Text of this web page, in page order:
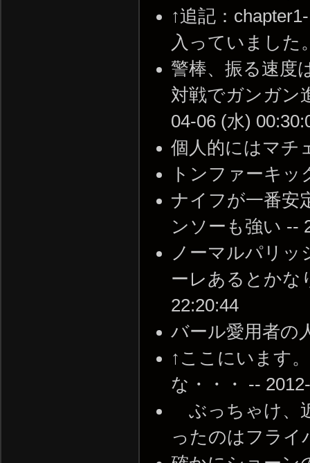
↑追記：
入っていました
警棒、振る速度
対戦でガンガン
04-06 (水)
個人的にはマチ
トンファーキッ
ナイフが一番安
ンソーも強い --
ノーマルパリ
ーレあるとかな
22:20:44
バール愛用者の
↑ここにいます
な・・・ --
ぶっちゃけ、
ったのはフライ